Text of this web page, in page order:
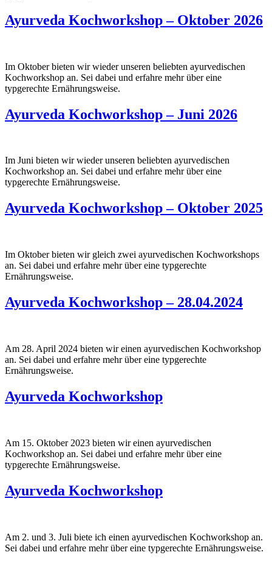
Ayurveda Kochworkshop – Oktober 2026
Im Oktober bieten wir wieder unseren beliebten ayurvedischen
Kochworkshop an. Sei dabei und erfahre mehr über eine
typgerechte Ernährungsweise.
Ayurveda Kochworkshop – Juni 2026
Im Juni bieten wir wieder unseren beliebten ayurvedischen
Kochworkshop an. Sei dabei und erfahre mehr über eine
typgerechte Ernährungsweise.
Ayurveda Kochworkshop – Oktober 2025
Im Oktober bieten wir gleich zwei ayurvedischen Kochworkshops
an. Sei dabei und erfahre mehr über eine typgerechte
Ernährungsweise.
Ayurveda Kochworkshop – 28.04.2024
Am 28. April 2024 bieten wir einen ayurvedischen Kochworkshop
an. Sei dabei und erfahre mehr über eine typgerechte
Ernährungsweise.
Ayurveda Kochworkshop
Am 15. Oktober 2023 bieten wir einen ayurvedischen
Kochworkshop an. Sei dabei und erfahre mehr über eine
typgerechte Ernährungsweise.
Ayurveda Kochworkshop
Am 2. und 3. Juli biete ich einen ayurvedischen Kochworkshop an.
Sei dabei und erfahre mehr über eine typgerechte Ernährungsweise.